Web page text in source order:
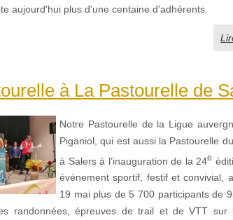
aujourd'hui plus d'une centaine d'adhérents.
à La Pastourelle de
Notre Pastourelle de la Ligue
Piganiol, qui est aussi la Pastourelle
à Salers à l’inauguration de la 24e
évènement sportif, festif et convivial,
19 mai plus de 5 700 participants de
randonnées, épreuves de trail et de VTT sur